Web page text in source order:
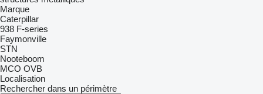
Marque
Caterpillar
938 F-series
Faymonville
STN
Nooteboom
MCO OVB
Localisation
Rechercher dans un périmètre